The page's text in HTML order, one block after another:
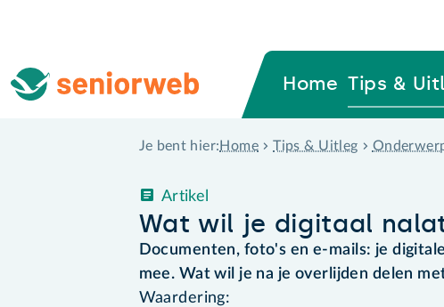
Home Tips &
Je bent hier: Home Tips & Uitleg
Wat wil je digitaal
Artikel
Documenten, foto's en e-mails: je
mee. Wat wil je na je overlijden delen
Waardering: